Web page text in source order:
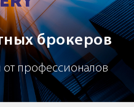
брокеров
профессионалов